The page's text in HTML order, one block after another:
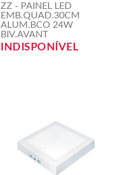
ZZ - PAINEL LED
EMB.QUAD.30CM
ALUM.BCO 24W
BIV.AVANT
INDISPONÍVEL